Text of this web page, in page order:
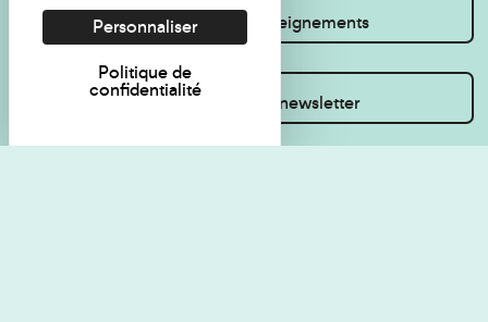
Je souhaite des renseignements
Inscrivez-vous à la newsletter
Personnaliser
Politique de
confidentialité